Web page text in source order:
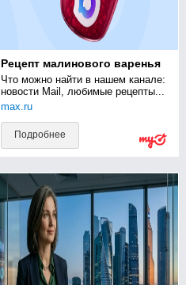
Рецепт малинового варенья
Что можно найти в нашем канале:
новости Mail, любимые рецепты...
max.ru
Подробнее